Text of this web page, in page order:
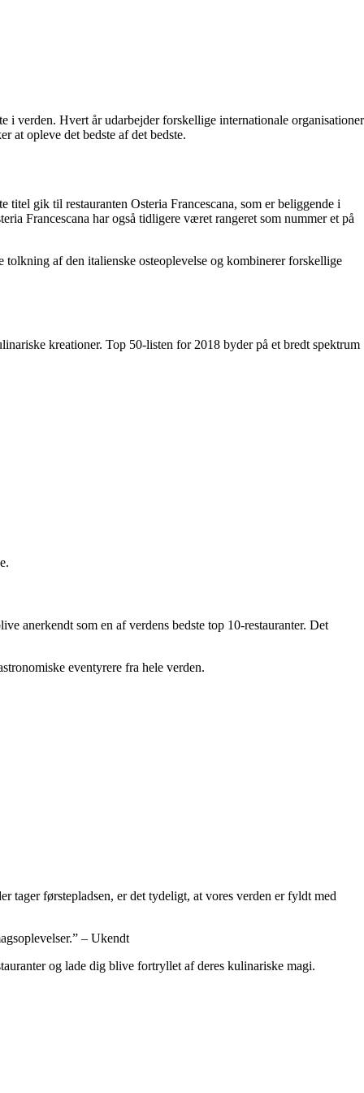
i verden. Hvert år udarbejder forskellige internationale organisationer
at opleve det bedste af det bedste.
gik til restauranten Osteria Francescana, som er beliggende i
Francescana har også tidligere været rangeret som nummer et på
tolkning af den italienske osteoplevelse og kombinerer forskellige
kreationer. Top 50-listen for 2018 byder på et bredt spektrum
anerkendt som en af verdens bedste top 10-restauranter. Det
eventyrere fra hele verden.
tager førstepladsen, er det tydeligt, at vores verden er fyldt med
– Ukendt
og lade dig blive fortryllet af deres kulinariske magi.